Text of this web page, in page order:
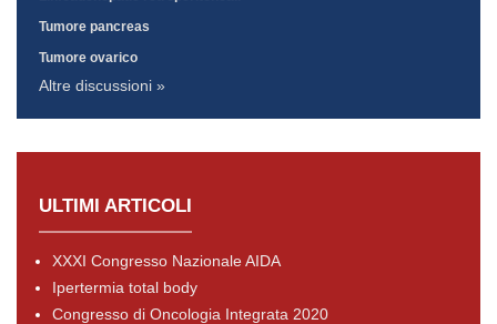
Tumore pancreas
Tumore ovarico
Altre discussioni »
ULTIMI ARTICOLI
XXXI Congresso Nazionale AIDA
Ipertermia total body
Congresso di Oncologia Integrata 2020